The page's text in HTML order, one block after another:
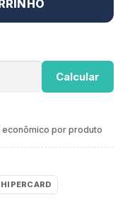
Calcular
por produto
HIPERCARD